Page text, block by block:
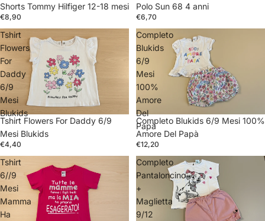
Shorts Tommy Hilfiger 12-18 mesi
€8,90
Polo Sun 68 4 anni
€6,70
Tshirt
Flowers
For
Daddy
6/9
Mesi
Blukids
Tshirt Flowers For Daddy 6/9
Mesi Blukids
€4,40
Completo
Blukids
6/9
Mesi
100%
Amore
Del
Papà
Completo Blukids 6/9 Mesi 100%
Amore Del Papà
€12,20
Tshirt
6//9
Mesi
Mamma
Ha
Completo
Pantaloncino
+
Maglietta
9/12